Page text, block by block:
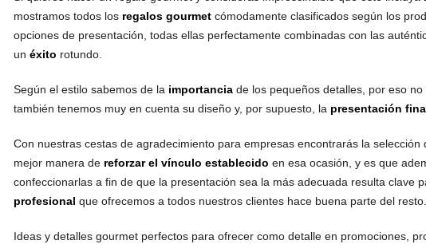
mostramos todos los regalos gourmetcómodamente clasificados según los
opciones de presentación, todas ellas perfectamente combinadas con las
un éxito rotundo.
Según el estilo sabemos de la importanciade los pequeños detalles, por eso no
también tenemos muy en cuenta su diseño y, por supuesto, la presentación
Con nuestras cestas de agradecimiento para empresas encontrarás la selección
mejor manera de reforzar el vínculo establecido en esa ocasión, y es que
confeccionarlas a fin de que la presentación sea la más adecuada resulta clave
profesional que ofrecemos a todos nuestros clientes hace buena parte del resto.
Ideas y detalles gourmet perfectos para ofrecer como detalle en promociones,